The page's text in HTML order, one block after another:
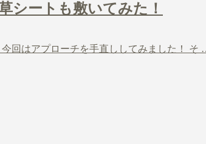
シートも敷いてみた！
回はアプローチを手直ししてみました！ そ